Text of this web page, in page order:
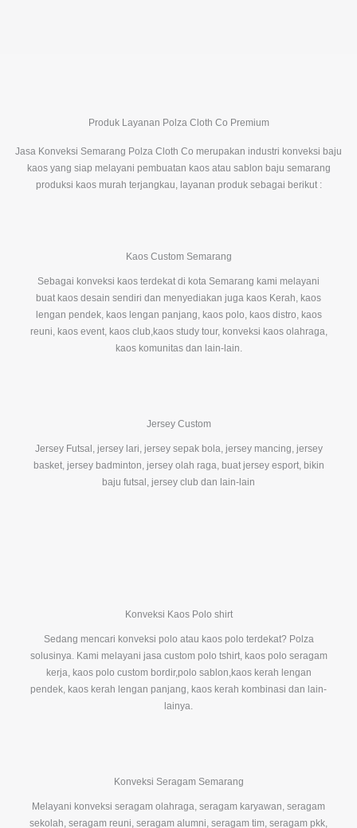
Produk Layanan Polza Cloth Co Premium
Jasa Konveksi Semarang Polza Cloth Co merupakan industri konveksi baju
kaos yang siap melayani pembuatan kaos atau sablon baju semarang
produksi kaos murah terjangkau, layanan produk sebagai berikut :
Kaos Custom Semarang
Sebagai konveksi kaos terdekat di kota Semarang kami melayani
buat kaos desain sendiri dan menyediakan juga kaos Kerah, kaos
lengan pendek, kaos lengan panjang, kaos polo, kaos distro, kaos
reuni, kaos event, kaos club,kaos study tour, konveksi kaos olahraga,
kaos komunitas dan lain-lain.
Jersey Custom
Jersey Futsal, jersey lari, jersey sepak bola, jersey mancing, jersey
basket, jersey badminton, jersey olah raga, buat jersey esport, bikin
baju futsal, jersey club dan lain-lain
Konveksi Kaos Polo shirt
Sedang mencari konveksi polo atau kaos polo terdekat? Polza
solusinya. Kami melayani jasa custom polo tshirt, kaos polo seragam
kerja, kaos polo custom bordir,polo sablon,kaos kerah lengan
pendek, kaos kerah lengan panjang, kaos kerah kombinasi dan lain-
lainya.
Konveksi Seragam Semarang
Melayani konveksi seragam olahraga, seragam karyawan, seragam
sekolah, seragam reuni, seragam alumni, seragam tim, seragam pkk,